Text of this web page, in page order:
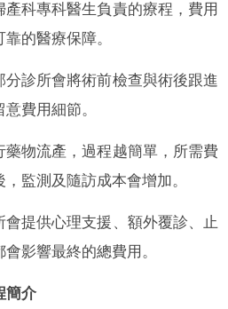
科專科醫生負責的療程，費用
的醫療保障。
分診所會將術前檢查與術後跟進
費用細節。
藥物流產，過程越簡單，所需費
監測及隨訪成本會增加。
會提供心理支援、額外覆診、止
影響最終的總費用。
簡介